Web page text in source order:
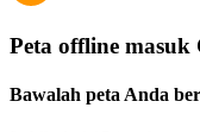
Peta offline masuk
Bawalah peta Anda